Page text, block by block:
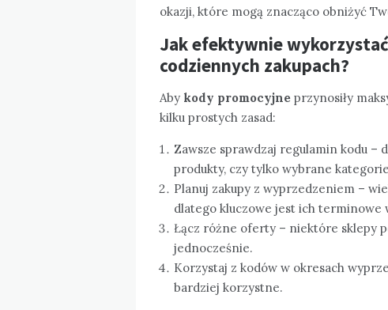
okazji, które mogą znacząco obniżyć
Jak efektywnie
codziennych zakupach?
Aby kody promocyjne przynosiły
kilku prostych zasad:
Zawsze sprawdzaj regulamin kodu –
produkty, czy tylko wybrane
Planuj zakupy z wyprzedzeniem –
dlatego kluczowe jest ich terminowe
Łącz różne oferty – niektóre sklepy
jednocześnie.
Korzystaj z kodów w okresach
bardziej korzystne.